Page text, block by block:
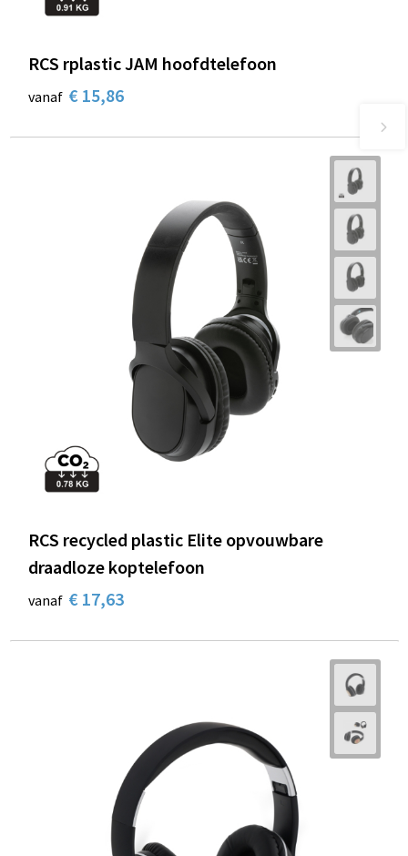
RCS rplastic JAM hoofdtelefoon
vanaf € 15,86
RCS recycled plastic Elite opvouwbare
draadloze koptelefoon
vanaf € 17,63